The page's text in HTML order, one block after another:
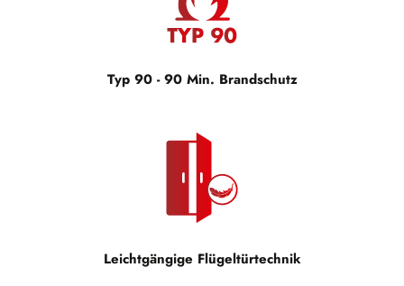
Typ 90 - 90 Min. Brandschutz
Leichtgängige Flügeltürtechnik